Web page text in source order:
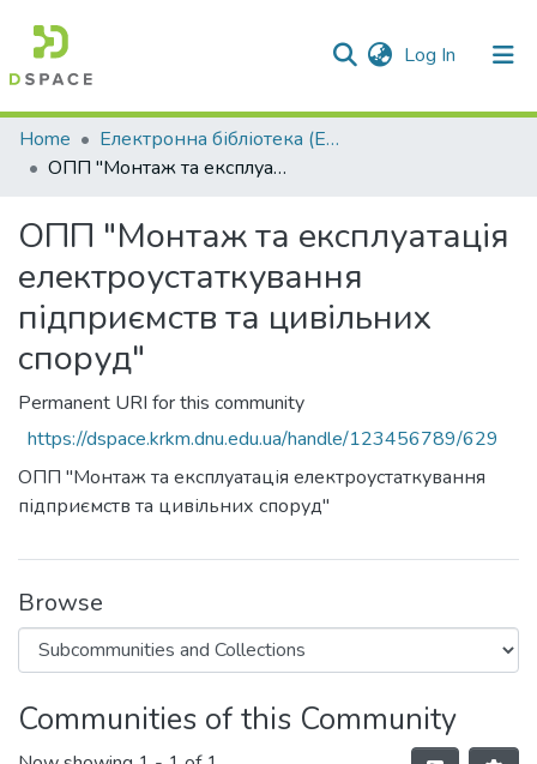
Log In (current)
Communities & Collections
Statistics
Home
Електронна бібліотека (E-Book)
ОПП "Монтаж та експлуатація електроустаткування підприємств та цивільних споруд"
ОПП "Монтаж та експлуатація
електроустаткування
підприємств та цивільних
споруд"
Permanent URI for this community
https://dspace.krkm.dnu.edu.ua/handle/123456789/629
ОПП "Монтаж та експлуатація електроустаткування
підприємств та цивільних споруд"
Browse
Communities of this Community